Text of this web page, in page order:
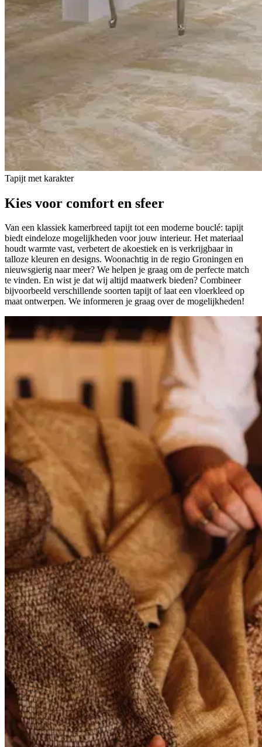
Tapijt met karakter
Kies voor comfort en sfeer
Van een klassiek kamerbreed tapijt tot een moderne bouclé: tapijt
biedt eindeloze mogelijkheden voor jouw interieur. Het materiaal
houdt warmte vast, verbetert de akoestiek en is verkrijgbaar in
talloze kleuren en designs. Woonachtig in de regio Groningen en
nieuwsgierig naar meer? We helpen je graag om de perfecte match
te vinden. En wist je dat wij altijd maatwerk bieden? Combineer
bijvoorbeeld verschillende soorten tapijt of laat een vloerkleed op
maat ontwerpen. We informeren je graag over de mogelijkheden!